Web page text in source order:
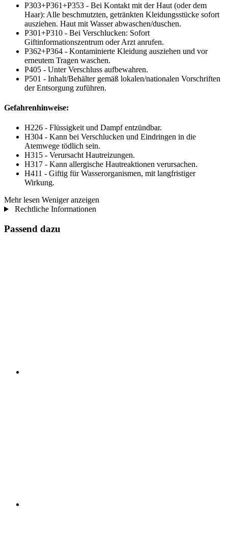
P303+P361+P353 - Bei Kontakt mit der Haut (oder dem
Haar): Alle beschmutzten, getränkten Kleidungsstücke sofort
ausziehen. Haut mit Wasser abwaschen/duschen.
P301+P310 - Bei Verschlucken: Sofort
Giftinformationszentrum oder Arzt anrufen.
P362+P364 - Kontaminierte Kleidung ausziehen und vor
erneutem Tragen waschen.
P405 - Unter Verschluss aufbewahren.
P501 - Inhalt/Behälter gemäß lokalen/nationalen Vorschriften
der Entsorgung zuführen.
Gefahrenhinweise:
H226 - Flüssigkeit und Dampf entzündbar.
H304 - Kann bei Verschlucken und Eindringen in die
Atemwege tödlich sein.
H315 - Verursacht Hautreizungen.
H317 - Kann allergische Hautreaktionen verursachen.
H411 - Giftig für Wasserorganismen, mit langfristiger
Wirkung.
Mehr lesen Weniger anzeigen
Rechtliche Informationen
Passend dazu